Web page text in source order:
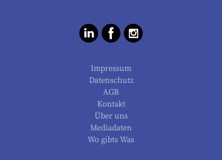
Impressum
Datenschutz
AGB
Kontakt
Über uns
Mediadaten
Wo gibts Was